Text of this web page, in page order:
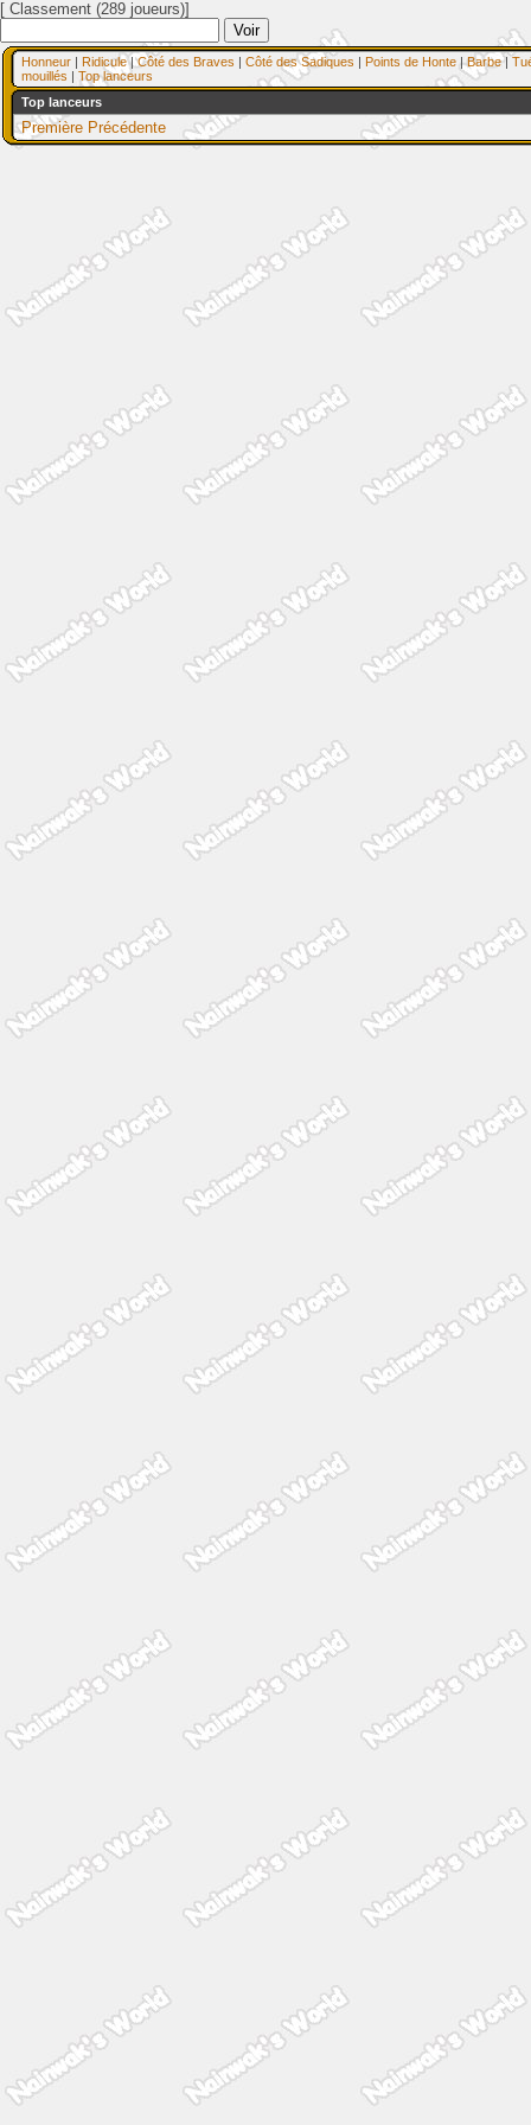
[ Classement (289 joueurs)]
Honneur | Ridicule|Côté des Braves | Côté des Sadiques | Points de Honte |Barbe|
mouillés | Top lanceurs
Top lanceurs
Première Précédente